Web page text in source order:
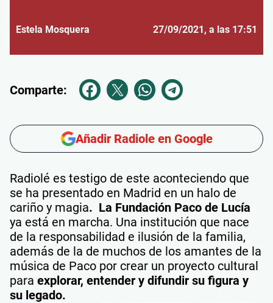
Estela Mosquera 27/09/2021, a las 17:51
Comparte:
Añadir Radiole en Google
Radiolé es testigo de este aconteciendo que
se ha presentado en Madrid en un halo de
cariño y magia. La Fundación Paco de Lucía
ya está en marcha. Una institución que nace
de la responsabilidad e ilusión de la familia,
además de la de muchos de los amantes de la
música de Paco por crear un proyecto cultural
para explorar, entender y difundir su figura y
su legado.